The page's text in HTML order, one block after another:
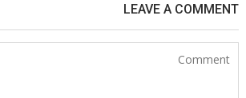
LEAVE A COMMENT